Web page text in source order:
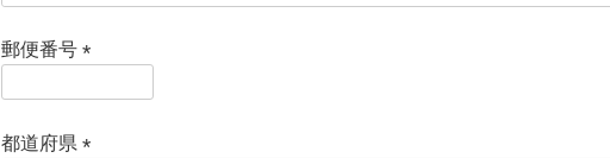
郵便番号
須
都道府県